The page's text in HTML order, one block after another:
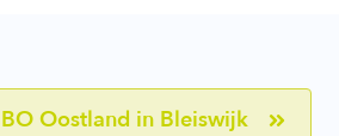
Oostland in Bleiswijk